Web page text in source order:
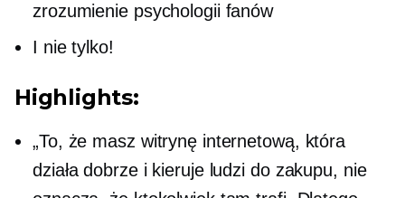
zrozumienie psychologii fanów
I nie tylko!
Highlights:
„To, że masz witrynę internetową, która
działa dobrze i kieruje ludzi do zakupu, nie